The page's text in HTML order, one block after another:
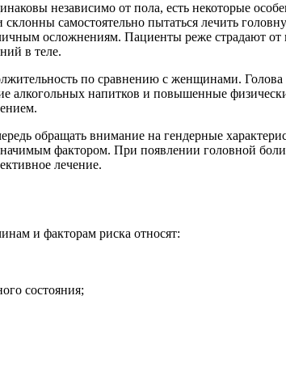
независимо от пола, есть некоторые
самостоятельно пытаться лечить
осложнениям. Пациенты реже страдают
в теле.
по сравнению с женщинами. Голова
алкогольных напитков и повышенные
обращать внимание на гендерные
фактором. При появлении головной
лечение.
и факторам риска относят:
состояния;